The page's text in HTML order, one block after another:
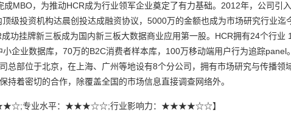
，为推动HCR成为行业领军企业奠定了有力基础。2012年，公司引
级投资机构达晨创投达成融资协议，5000万的金额也成为市场研究行业迄
功挂牌新三板成为国内新三板大数据商业应用第一股。HCR拥有24个行业
企业数据库，70万的B2C消费者样本库，100万移动端用户行为追踪panel
总部位于北京，在上海、广州等地设有8个分公司，拥有市场研究与传播领
持着密切的合作，除覆盖全国的市场信息直接调查网络外。
专业水平：★★★☆☆;行业影响力：★★★★☆☆】